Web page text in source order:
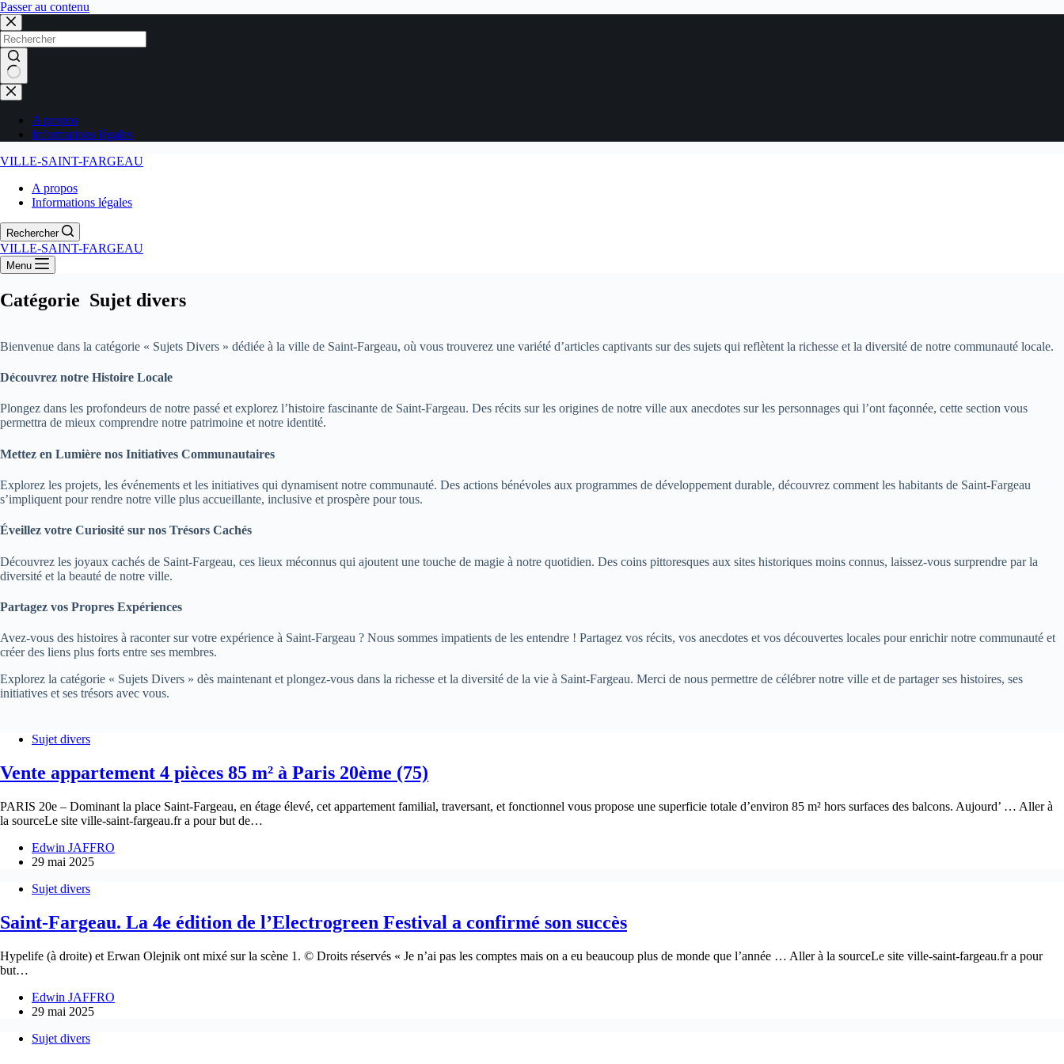
Passer au contenu
Aucun
résultat
A propos
Informations légales
VILLE-SAINT-FARGEAU
A propos
Informations légales
Rechercher
VILLE-SAINT-FARGEAU
Menu
Catégorie Sujet divers
Bienvenue dans la catégorie « Sujets Divers » dédiée à la ville de Saint-Fargeau, où vous trouverez une variété d’articles captivants sur des sujets qui reflètent la richesse et la diversité de notre communauté locale.
Découvrez notre Histoire Locale
Plongez dans les profondeurs de notre passé et explorez l’histoire fascinante de Saint-Fargeau. Des récits sur les origines de notre ville aux anecdotes sur les personnages qui l’ont façonnée, cette section vous
permettra de mieux comprendre notre patrimoine et notre identité.
Mettez en Lumière nos Initiatives Communautaires
Explorez les projets, les événements et les initiatives qui dynamisent notre communauté. Des actions bénévoles aux programmes de développement durable, découvrez comment les habitants de Saint-Fargeau
s’impliquent pour rendre notre ville plus accueillante, inclusive et prospère pour tous.
Éveillez votre Curiosité sur nos Trésors Cachés
Découvrez les joyaux cachés de Saint-Fargeau, ces lieux méconnus qui ajoutent une touche de magie à notre quotidien. Des coins pittoresques aux sites historiques moins connus, laissez-vous surprendre par la
diversité et la beauté de notre ville.
Partagez vos Propres Expériences
Avez-vous des histoires à raconter sur votre expérience à Saint-Fargeau ? Nous sommes impatients de les entendre ! Partagez vos récits, vos anecdotes et vos découvertes locales pour enrichir notre communauté et
créer des liens plus forts entre ses membres.
Explorez la catégorie « Sujets Divers » dès maintenant et plongez-vous dans la richesse et la diversité de la vie à Saint-Fargeau. Merci de nous permettre de célébrer notre ville et de partager ses histoires, ses
initiatives et ses trésors avec vous.
Sujet divers
Vente appartement 4 pièces 85 m² à Paris 20ème (75)
PARIS 20e – Dominant la place Saint-Fargeau, en étage élevé, cet appartement familial, traversant, et fonctionnel vous propose une superficie totale d’environ 85 m² hors surfaces des balcons. Aujourd’ … Aller à
la sourceLe site ville-saint-fargeau.fr a pour but de…
Edwin JAFFRO
29 mai 2025
Sujet divers
Saint-Fargeau. La 4e édition de l’Electrogreen Festival a confirmé son succès
Hypelife (à droite) et Erwan Olejnik ont mixé sur la scène 1. © Droits réservés « Je n’ai pas les comptes mais on a eu beaucoup plus de monde que l’année … Aller à la sourceLe site ville-saint-fargeau.fr a pour
but…
Edwin JAFFRO
29 mai 2025
Sujet divers